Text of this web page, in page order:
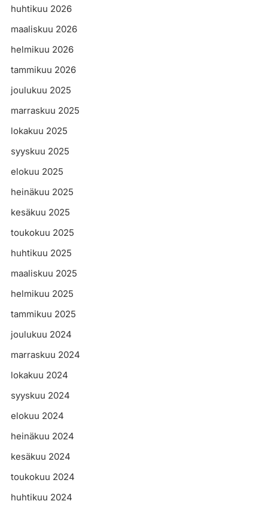
huhtikuu 2026
maaliskuu 2026
helmikuu 2026
tammikuu 2026
joulukuu 2025
marraskuu 2025
lokakuu 2025
syyskuu 2025
elokuu 2025
heinäkuu 2025
kesäkuu 2025
toukokuu 2025
huhtikuu 2025
maaliskuu 2025
helmikuu 2025
tammikuu 2025
joulukuu 2024
marraskuu 2024
lokakuu 2024
syyskuu 2024
elokuu 2024
heinäkuu 2024
kesäkuu 2024
toukokuu 2024
huhtikuu 2024